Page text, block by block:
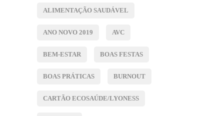
ALIMENTAÇÃO SAUDÁVEL
ANO NOVO 2019 AVC
BEM-ESTAR BOAS FESTAS
BOAS PRÁTICAS BURNOUT
CARTÃO ECOSAÚDE/LYONESS